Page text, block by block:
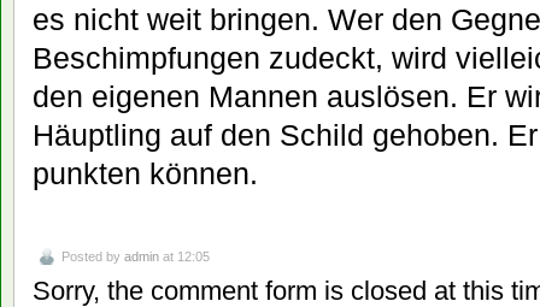
es nicht weit bringen. Wer den
Beschimpfungen zudeckt, wird
den eigenen Mannen auslösen. Er
Häuptling auf den Schild gehoben.
punkten können.
Posted by admin at 12:05
Sorry, the comment form is closed at this